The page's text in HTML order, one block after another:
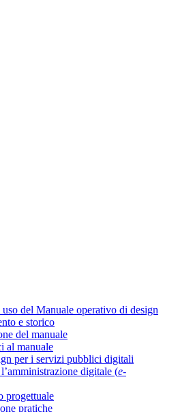
del Manuale operativo di design
e storico
del manuale
al manuale
per i servizi pubblici digitali
digitale (e-
progettuale
pratiche